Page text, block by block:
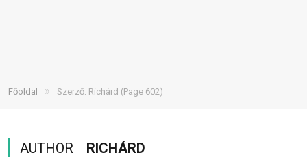
Főoldal » Szerző: Richárd (Page 602)
AUTHOR RICHÁRD